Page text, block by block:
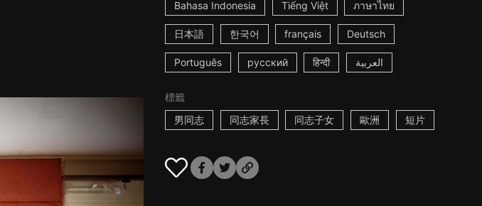
Bahasa Indonesia Tiếng Việt ภาษาไทย
日本語 한국어 français Deutsch
Português русский हिन्दी العربية
標籤
男同志
同志家長 同志子女 歐洲 短片